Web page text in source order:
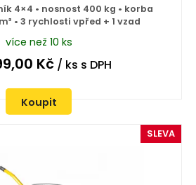
4×4 • nosnost 400 kg • korba
• 3 rychlosti vpřed + 1 vzad
více než 10 ks
Kč / ks s DPH
Koupit
SLEVA